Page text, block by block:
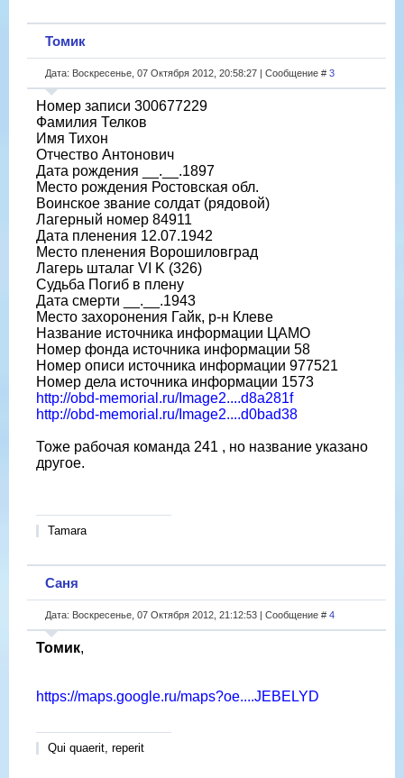
Томик
Дата: Воскресенье, 07 Октября 2012, 20:58:27 | Сообщение # 3
Номер записи 300677229
Фамилия Телков
Имя Тихон
Отчество Антонович
Дата рождения __.__.1897
Место рождения Ростовская обл.
Воинское звание солдат (рядовой)
Лагерный номер 84911
Дата пленения 12.07.1942
Место пленения Ворошиловград
Лагерь шталаг VI K (326)
Судьба Погиб в плену
Дата смерти __.__.1943
Место захоронения Гайк, р-н Клеве
Название источника информации ЦАМО
Номер фонда источника информации 58
Номер описи источника информации 977521
Номер дела источника информации 1573
http://obd-memorial.ru/Image2....d8a281f
http://obd-memorial.ru/Image2....d0bad38
Тоже рабочая команда 241 , но название указано
другое.
Tamara
Саня
Дата: Воскресенье, 07 Октября 2012, 21:12:53 | Сообщение # 4
Томик,
https://maps.google.ru/maps?oe....JEBELYD
Qui quaerit, reperit